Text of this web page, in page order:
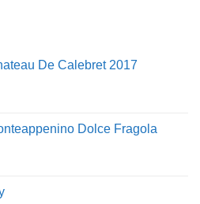
De Calebret 2017
Dolce Fragola